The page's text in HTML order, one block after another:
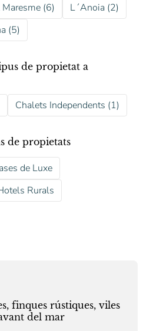
Maresme (6)
L´Anoia (2)
(5)
de propietat a
Chalets Independents (1)
de propietats
de Luxe
Rurals
finques rústiques, viles
del mar